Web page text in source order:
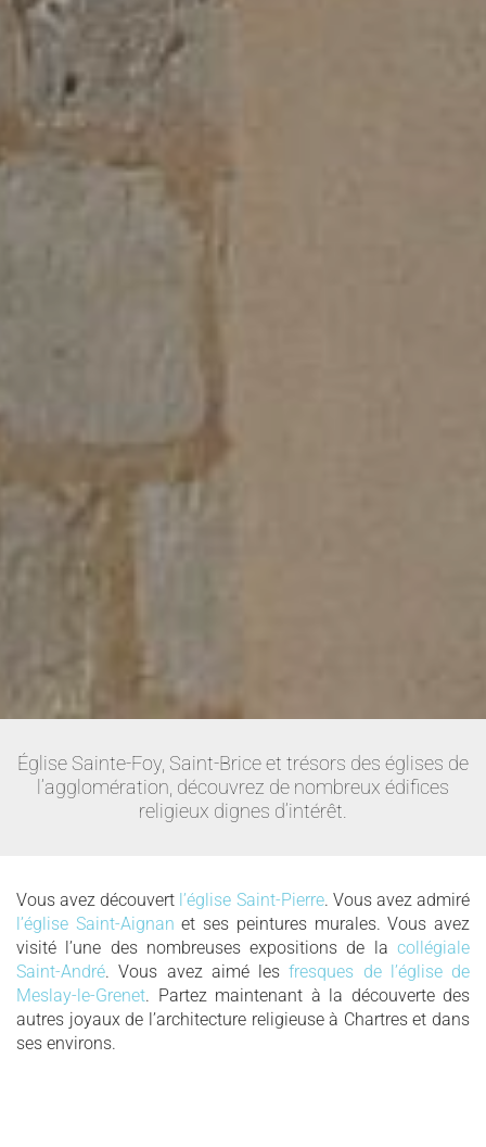
Église Sainte-Foy, Saint-Brice et trésors des églises de
l’agglomération, découvrez de nombreux édifices
religieux dignes d’intérêt.
Vous avez découvert l’église Saint-Pierre. Vous avez admiré
l’église Saint-Aignan et ses peintures murales. Vous avez
visité l’une des nombreuses expositions de la collégiale
Saint-André. Vous avez aimé lesfresques de l’église de
Meslay-le-Grenet. Partez maintenant à la découverte des
autres joyaux de l’architecture religieuse à Chartres et dans
ses environs.